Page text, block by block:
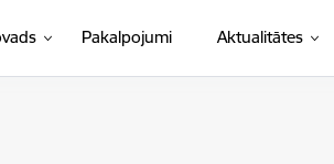
Pakalpojumi Aktualitātes